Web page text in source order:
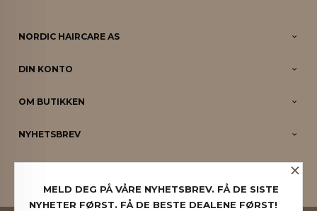
NORDIC HAIRCARE AS
DIN KONTO
OM BUTIKKEN
NYHETSBREV
PARTNERE ×
MELD DEG PÅ VÅRE NYHETSBREV. FÅ DE SISTE
NYHETER FØRST. FÅ DE BESTE DEALENE FØRST!